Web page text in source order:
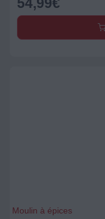
Moulin à épices